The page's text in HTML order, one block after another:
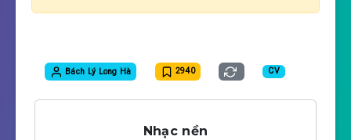
Bách Lý Long Hà 2940 CV
Nhạc nền